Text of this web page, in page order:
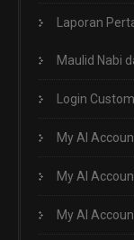
Laporan
Maulid Nabi
Login
My AI
My AI
My AI